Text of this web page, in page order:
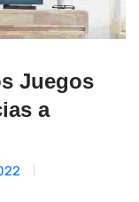
Juegos
a